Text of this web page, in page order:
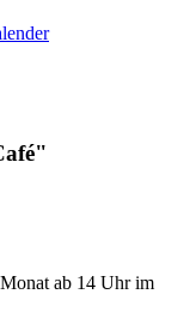
ab 14 Uhr im